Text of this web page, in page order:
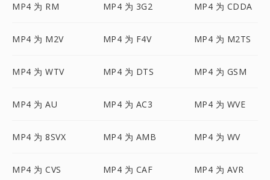
MP4 为 RM MP4 为 3G2 MP4 为 CDDA
MP4 为 M2V MP4 为 F4V MP4 为 M2TS
MP4 为 WTV MP4 为 DTS MP4 为 GSM
MP4 为 AU MP4 为 AC3 MP4 为 WVE
MP4 为 8SVX MP4 为 AMB MP4 为 WV
MP4 为 CVS MP4 为 CAF MP4 为 AVR